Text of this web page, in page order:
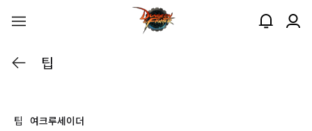
팁
팁 여크루세이더